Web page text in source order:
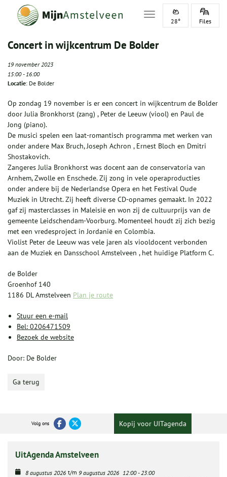
Toggle navigation
28° Files
Concert in wijkcentrum De Bolder
19 november 2023
15:00-16:00
Locatie: De Bolder
Op zondag 19 november is er een concert in wijkcentrum de Bolder
door Julia Bronkhorst (zang) , Peter de Leeuw (viool) en Paul de
Jong (piano).
De musici spelen een laat-romantisch programma met werken van
onder andere Max Bruch, Joseph Achron , Ernest Bloch en Dmitri
Shostakovich.
Zangeres Julia Bronkhorst was docent aan de conservatoria van
Arnhem, Zwolle en Enschede. Zij zong in vele operaproducties
onder andere bij de Nederlandse Opera en het Festival Oude
Muziek in Utrecht. Zij heeft diverse CD-opnames gemaakt. In 2022
gaf zij masterclasses in Maleisië en won zij de cultuurprijs van de
gemeente Leidschendam-Voorburg. Momenteel houdt zij zich bezig
met een vredesproject in Jordanië en Colombia.
Violist Peter de Leeuw was vele jaren als viooldocent verbonden
aan de Muziek en Dansschool Amstelveen , het huidige Platform C.
de Bolder
Groenhof 140
1186 DL Amstelveen Plan je route
Stuur een e-mail
Bel: 0206471509
Bezoek de website
Door: De Bolder
Ga terug
Volg ons Kopij voor UITagenda
UitAgenda Amstelveen
8 augustus 2026 t/m 9 augustus 2026 12:00-23:00